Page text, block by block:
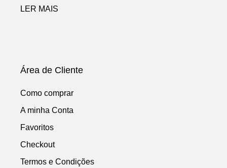
LER MAIS
Área de Cliente
Como comprar
A minha Conta
Favoritos
Checkout
Termos e Condições